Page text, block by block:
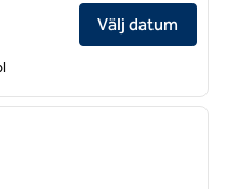
Inn Gastonia
Välj datum
nästa